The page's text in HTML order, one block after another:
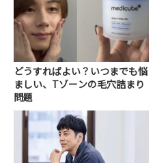
どうすればよい？いつまでも悩
ましい、Tゾーンの毛穴詰まり
問題